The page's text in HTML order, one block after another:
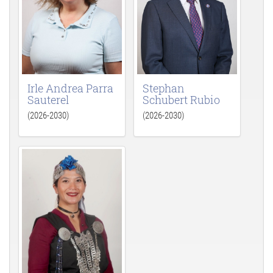
Irle Andrea Parra
Sauterel
(2026-2030)
Stephan
Schubert Rubio
(2026-2030)